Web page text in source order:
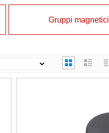
Gruppi magnetici